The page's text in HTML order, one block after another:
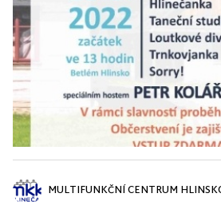
MULTIFUNKČNÍ CENTRUM